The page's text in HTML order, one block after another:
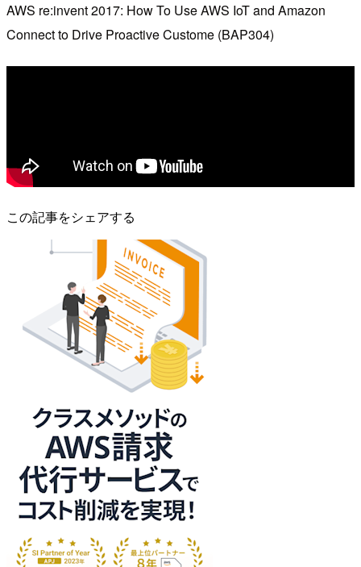
AWS re:invent 2017: How To Use AWS IoT and Amazon
Connect to Drive Proactive Custome (BAP304)
この記事をシェアする